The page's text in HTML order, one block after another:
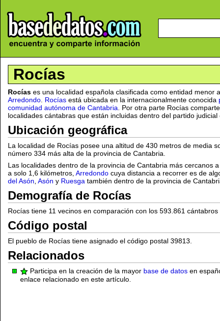
Rocías
Rocías es una localidad española clasificada como entidad menor
Arredondo Rocías está ubicada en la internacionalmente conocida
comunidad autónoma de Cantabria . Por otra parte Rocías
localidades cántabras que están incluidas dentro del partido judicial
Ubicación geográfica
La localidad de Rocías posee una altitud de 430 metros de media
número 334 más alta de la provincia de Cantabria.
Las localidades dentro de la provincia de Cantabria más cercanos
a solo 1,6 kilómetros, Arredondo cuya distancia a recorrer es de
del Asón Asón y Ruesga también dentro de la provincia de
Demografía de Rocías
Rocías tiene 11 vecinos en comparación con los 593.861
Código postal
El pueblo de Rocías tiene asignado el código postal 39813.
Relacionados
Participa en la creación de la mayor base de datos en
enlace relacionado en este artículo.